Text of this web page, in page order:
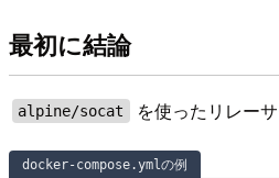
最初に結論
alpine/socat を使ったリレー
docker-compose.ymlの例